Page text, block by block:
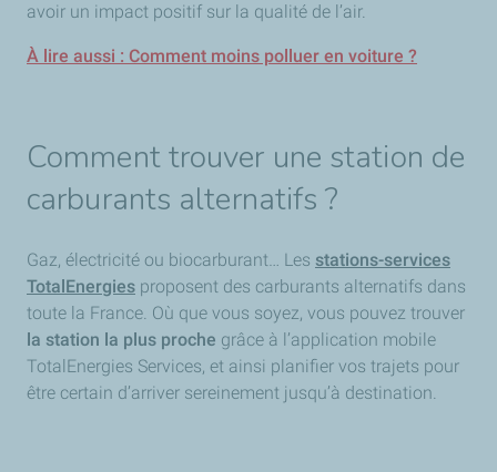
avoir un impact positif sur la qualité de l’air.
À lire aussi : Comment moins polluer en voiture ?
Comment trouver une station de
carburants alternatifs ?
Gaz, électricité ou biocarburant… Les stations-services
TotalEnergies proposent des carburants alternatifs dans
toute la France. Où que vous soyez, vous pouvez trouver
la station la plus proche grâce à l’application mobile
TotalEnergies Services, et ainsi planifier vos trajets pour
être certain d’arriver sereinement jusqu’à destination.